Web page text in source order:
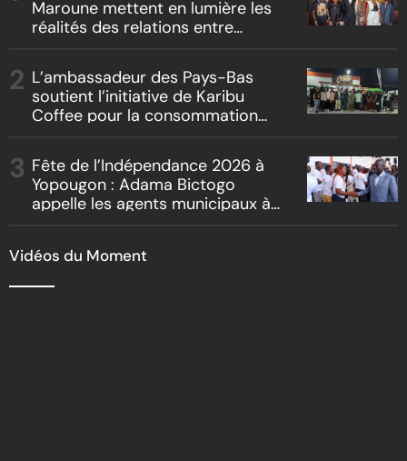
Maroune mettent en lumière les
réalités des relations entre
« Boss vs Boss »
L’ambassadeur des Pays-Bas
soutient l’initiative de Karibu
Coffee pour la consommation
reboisement
Fête de l’Indépendance 2026 à
Yopougon : Adama Bictogo
appelle les agents municipaux à
Vidéos du Moment